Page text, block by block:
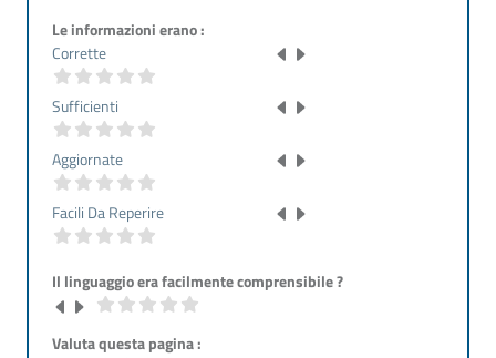
Le informazioni erano :
Corrette
Sufficienti
Aggiornate
Facili Da Reperire
Il linguaggio era facilmente comprensibile ?
Valuta questa pagina :